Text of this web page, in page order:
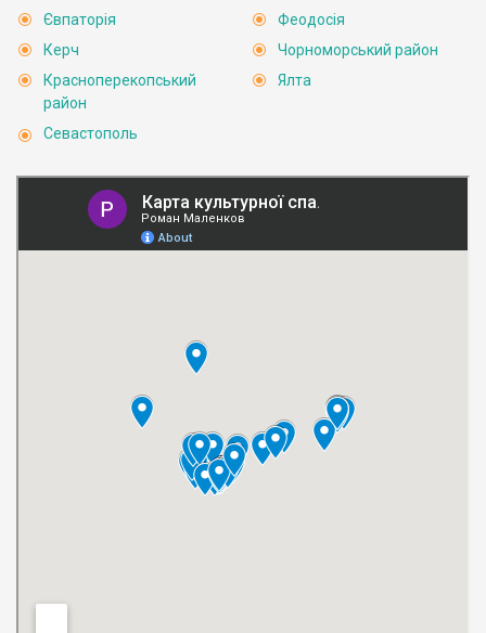
Євпаторія
Керч
Красноперекопський
район
Севастополь
Феодосія
Чорноморський район
Ялта